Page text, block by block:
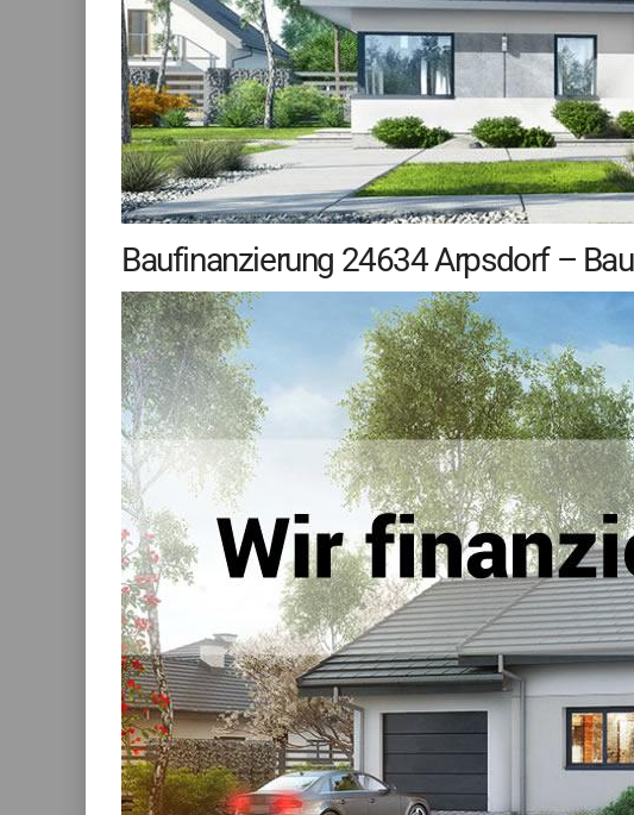
Baufinanzierung 24634 Arpsdorf –